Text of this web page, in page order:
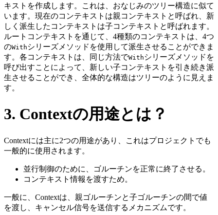
キストを作成します。これは、おなじみのツリー構造に似て
います。現在のコンテキストは親コンテキストと呼ばれ、新
しく派生したコンテキストは子コンテキストと呼ばれます。
ルートコンテキストを通じて、4種類のコンテキストは、4つ
のWith シリーズメソッドを使用して派生させることができま
す。各コンテキストは、同じ方法でWith シリーズメソッドを
呼び出すことによって、新しい子コンテキストを引き続き派
生させることができ、全体的な構造はツリーのように見えま
す。
3. Contextの用途とは？
Contextには主に2つの用途があり、これはプロジェクトでも
一般的に使用されます。
並行制御のために、ゴルーチンを正常に終了させる。
コンテキスト情報を渡すため。
一般に、Contextは、親ゴルーチンと子ゴルーチンの間で値
を渡し、キャンセル信号を送信するメカニズムです。